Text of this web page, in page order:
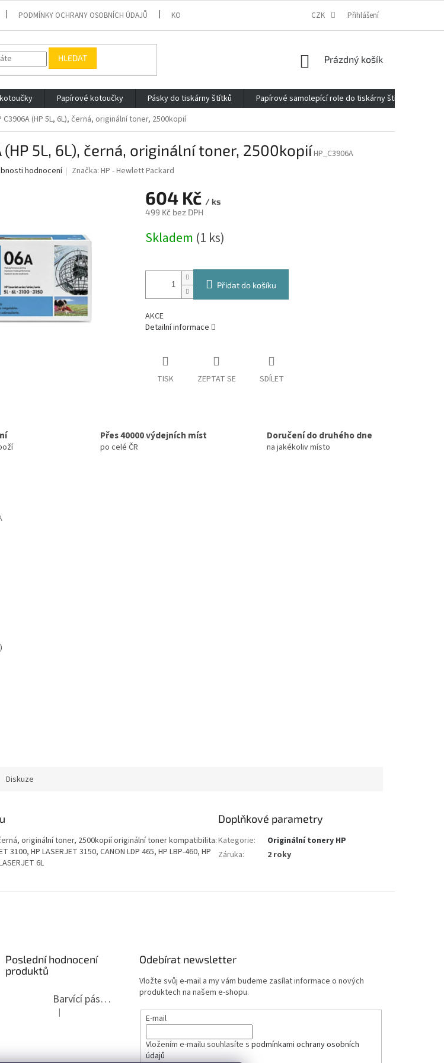
PODMÍNKY OCHRANY OSOBNÍCH ÚDAJŮ KONTAKTY REKLAMACE ELEKTROMOBILITA 2020
CZK Přihlášení
HLEDAT
NÁKUPNÍ
Prázdný košík
Papírové kotoučky Pásky do tiskárny štítků Papírové samolepící role do tiskárny štítků
C3906A (HP 5L, 6L), černá, originální toner, 2500kopií
(HP 5L, 6L), černá, originální toner, 2500kopiíHP_C3906A
hodnocení Značka:HP - Hewlett Packard
604 Kč / ks
499 Kč bez DPH
cena:
Skladem (1 ks)
Přidat do košíku
AKCE
Detailní informace
TISK ZEPTAT SE SDÍLET
Přes 40000 výdejních míst
po celé ČR
Doručení do druhého dne
na jakékoliv místo
Diskuze
černá, originální toner, 2500kopií originální toner kompatibilita:
3100, HP LASERJET 3150, CANON LDP 465, HP LBP-460, HP
6L
Doplňkové parametry
Kategorie:
Originální tonery HP
Záruka: 2 roky
Poslední hodnocení
produktů
Barvící páska pro psací stroje DIN 1, DIN 13/10, LAND, PA červenočerná
Hodnocení produktu je 5 z 5 hvězdiček.
|
Odebírat newsletter
Vložte svůj e-mail a my vám budeme zasílat informace o nových
produktech na našem e-shopu.
E-mail
Vložením e-mailu souhlasíte spodmínkami ochrany osobních
údajů